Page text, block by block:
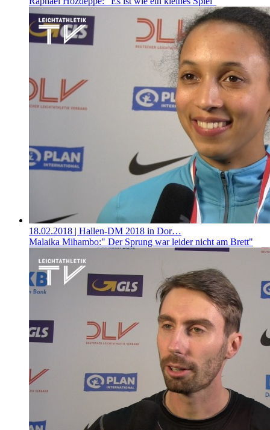
18.02.2018 | Hallen-DM 2018 in Dor…
Malaika Mihambo:" Der Sprung war leider nicht am Brett"